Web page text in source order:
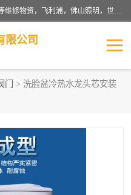
专业配送水暖器材、光源灯具、五金交电等维修物资，飞利浦，佛山照明，世达，博世，九牧，特陶等各产品涉及国内外知名品牌。公司专注与物业、学校、酒店、工厂等单位合作，提供一站式配送服务，降低客户综合成本。依托电子商务改变传统模式，以专业的团队为客户提供24H物资配送到达，货到月结、统一开票，便捷退换等服务，提高了企业的运营效率。
限公司
> 洗脸盆冷热水龙头芯安装
涂料辅材